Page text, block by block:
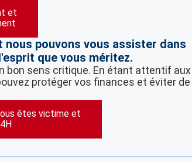
et
pouvons vous assister dans
que vous méritez.
bon sens critique. En étant attentif aux
protéger vos finances et éviter de
êtes victime et